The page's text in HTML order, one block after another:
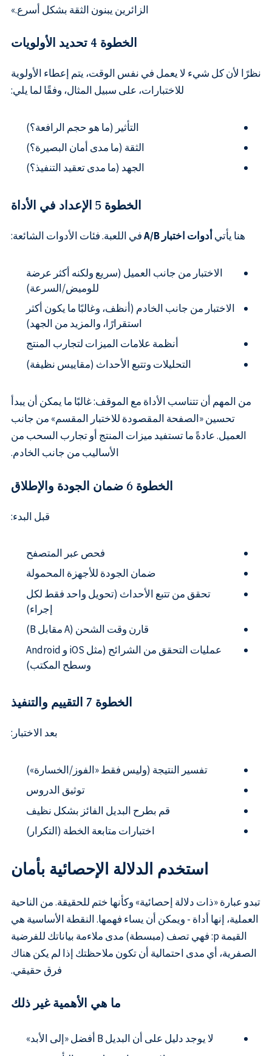
الزائرين يبنون الثقة بشكل أسرع.»
الخطوة 4 تحديد الأولويات
نظرًا لأن كل شيء لا يعمل في نفس الوقت، يتم إعطاء الأولوية
للاختبارات، على سبيل المثال، وفقًا لما يلي:
التأثير (ما هو حجم الرافعة؟)
الثقة (ما مدى أمان البصيرة؟)
الجهد (ما مدى تعقيد التنفيذ؟)
الخطوة 5 الإعداد في الأداة
هنا يأتيأدوات اختبار A/B في اللعبة. فئات الأدوات الشائعة:
الاختبار من جانب العميل (سريع ولكنه أكثر عرضة
للوميض/السرعة)
الاختبار من جانب الخادم (أنظف، وغالبًا ما يكون أكثر
استقرارًا، والمزيد من الجهد)
أنظمة علامات الميزات لتجارب المنتج
التحليلات وتتبع الأحداث (مقاييس نظيفة)
من المهم أن تتناسب الأداة مع الموقف: غالبًا ما يمكن أن يبدأ
تحسين «الصفحة المقصودة للاختبار المقسم» من جانب
العميل. عادةً ما تستفيد ميزات المنتج أو تجارب السحب من
الأساليب من جانب الخادم.
الخطوة 6 ضمان الجودة والإطلاق
قبل البدء:
فحص عبر المتصفح
ضمان الجودة للأجهزة المحمولة
تحقق من تتبع الأحداث (تحويل واحد فقط لكل
إجراء)
قارن وقت الشحن (A مقابل B)
عمليات التحقق من الشرائح (مثل iOS و Android
وسطح المكتب)
الخطوة 7 التقييم والتنفيذ
بعد الاختبار:
تفسير النتيجة (وليس فقط «الفوز/الخسارة»)
توثيق الدروس
قم بطرح البديل الفائز بشكل نظيف
اختبارات متابعة الخطة (التكرار)
استخدم الدلالة الإحصائية بأمان
تبدو عبارة «ذات دلالة إحصائية» وكأنها ختم للحقيقة. من الناحية
العملية، إنها أداة - ويمكن أن يساء فهمها. النقطة الأساسية هي
القيمة p: فهي تصف (مبسطة) مدى ملاءمة بياناتك للفرضية
الصفرية، أي مدى احتمالية أن تكون ملاحظتك إذا لم يكن هناك
فرق حقيقي.
ما هي الأهمية غير ذلك
لا يوجد دليل على أن البديل B أفضل «إلى الأبد»